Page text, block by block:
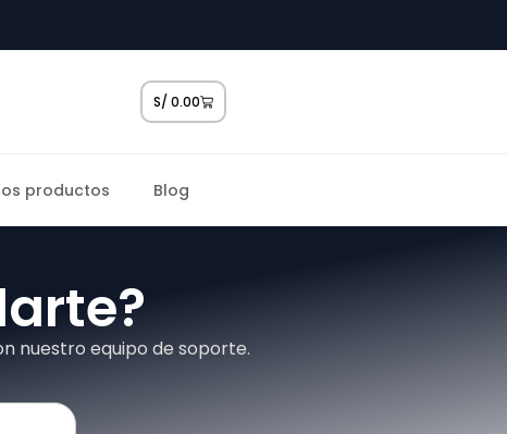
S/ 0.00
productos Blog
nuestro equipo de soporte.